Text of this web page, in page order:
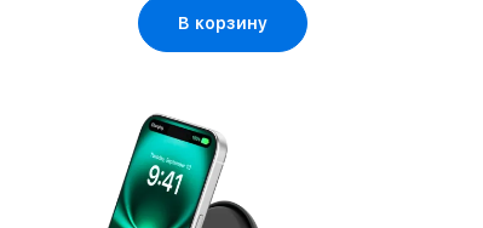
В корзину